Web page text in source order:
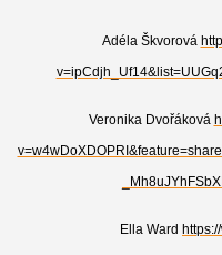
Adéla Škvorová
Veronika Dvořáková
Ella Ward